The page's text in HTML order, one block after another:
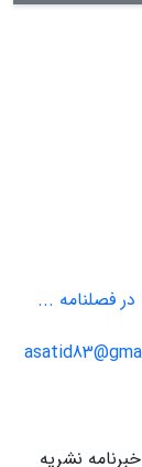
فصلنامه ...
نشریه